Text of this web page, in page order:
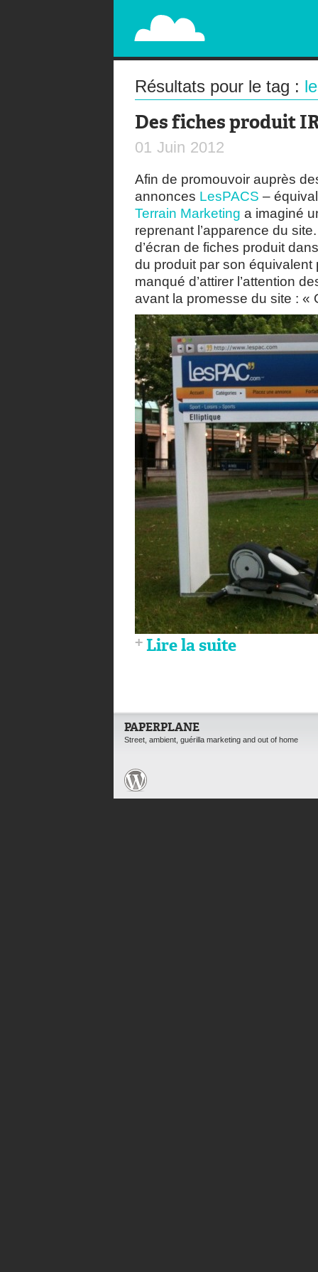
PAPERPLANE
STREET, AMBIENT, GUÉRILLA MARKETING
Résultats pour le tag :
Des fiches produit
01 Juin 2012
Afin de promouvoir auprès
annonces LesPACS –
Terrain Marketing a imaginé
reprenant l’apparence du
d’écran de fiches produit
du produit par son équivalent
manqué d’attirer l’attention
avant la promesse du site : «
Lire la suite
PAPERPLANE
Street, ambient, guérilla marketing and out of home